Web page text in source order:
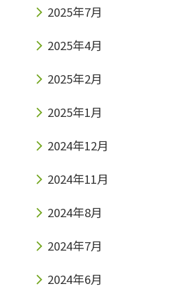
2025年7月
2025年4月
2025年2月
2025年1月
2024年12月
2024年11月
2024年8月
2024年7月
2024年6月